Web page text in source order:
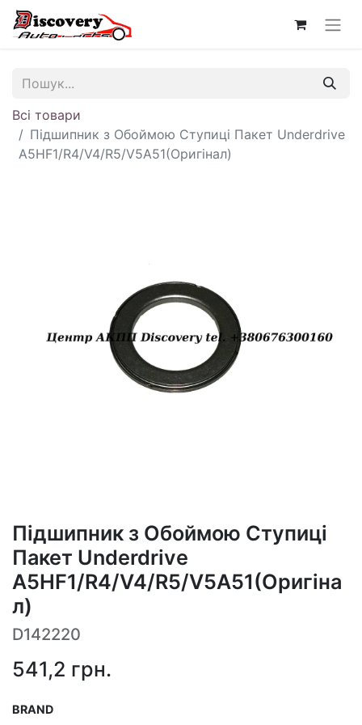
Всі товари
Підшипник з Обоймою Ступиці Пакет Underdrive
A5HF1/R4/V4/R5/V5A51(Оригінал)
Підшипник з Обоймою Ступиці
Пакет Underdrive
A5HF1/R4/V4/R5/V5A51(Оригіна
л)
D142220
541,2 грн.
BRAND